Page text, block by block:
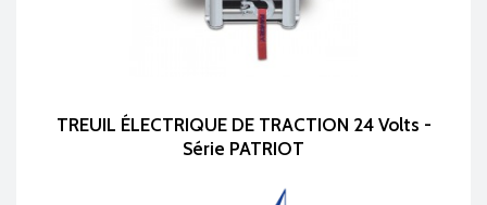
TREUIL ÉLECTRIQUE DE TRACTION 24 Volts -
Série PATRIOT